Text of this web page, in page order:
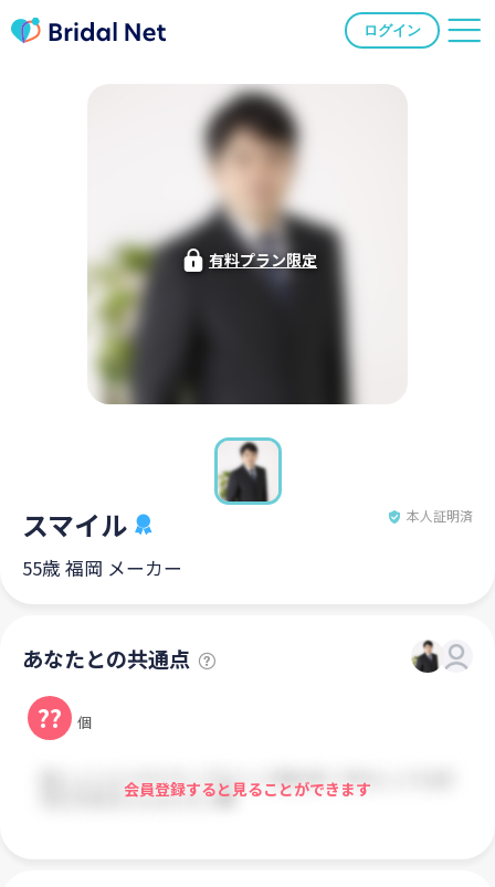
ログイン
有料プラン限定
スマイル 本人証明済
55歳 福岡 メーカー
あなたとの共通点
?? 個
会員登録すると見ることができます